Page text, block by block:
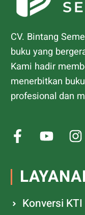
CV. Bintang
buku yang
Kami hadir
menerbitkan
profesional dan
Konversi KTI